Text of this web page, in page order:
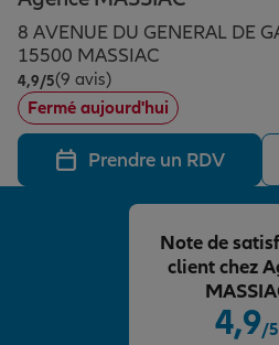
Assurance emprunteur
Prévoyance et dépendance
Assurance animal de
Protection de la famille
Protection juridique
Épargne & retraite
Plan épargne retraite
Assurance vie
Placements financiers
Investissements immobiliers
Vos projets
Partir en vacances
Conseil assurance
8 AVENUE DU GENERAL DE
15500 MASSIAC
4,9/5Note de 4.9 sur 5
(9 avis)
Fermé aujourd'hui
Prendre un RDV
4,9/5
Note de
client chez